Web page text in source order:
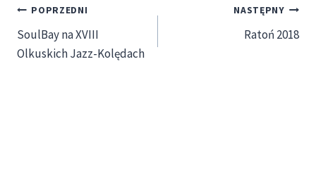
Nawigacja
wpisu
POPRZEDNI
SoulBay na XVIII
Olkuskich Jazz-Kolędach
NASTĘPNY
Ratoń 2018